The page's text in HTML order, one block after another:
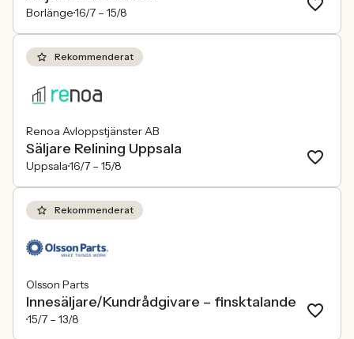
Borlänge16/7 – 15/8
Rekommenderat
Renoa Avloppstjänster AB
Säljare Relining Uppsala
Uppsala16/7 – 15/8
Rekommenderat
Olsson Parts
Innesäljare/Kundrådgivare – finsktalande
15/7 – 13/8